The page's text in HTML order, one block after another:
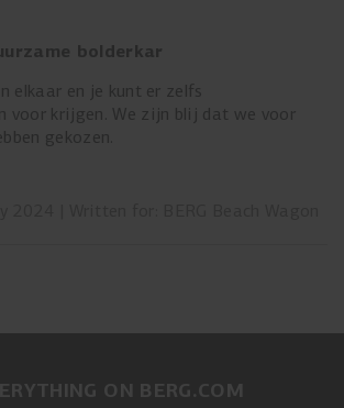
bolderkar
elkaar en je kunt er zelfs
voor krijgen. We zijn blij dat we voor
gekozen.
ON BERG.COM